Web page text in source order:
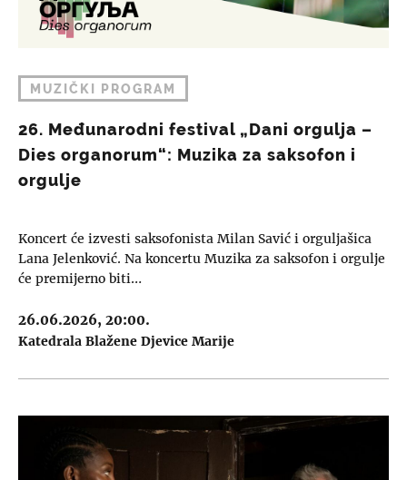
MUZIČKI PROGRAM
26. Međunarodni festival „Dani orgulja –
Dies organorum“: Muzika za saksofon i
orgulje
Koncert će izvesti saksofonista Milan Savić i orguljašica
Lana Jelenković. Na koncertu Muzika za saksofon i orgulje
će premijerno biti…
26.06.2026, 20:00.
Katedrala Blažene Djevice Marije